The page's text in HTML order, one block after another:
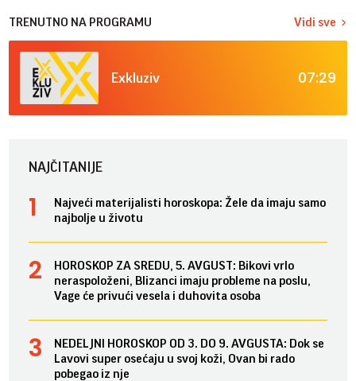
TRENUTNO NA PROGRAMU Vidi sve
Exkluziv 07:29
NAJČITANIJE
Najveći materijalisti horoskopa: Žele da imaju samo
najbolje u životu
HOROSKOP ZA SREDU, 5. AVGUST: Bikovi vrlo
neraspoloženi, Blizanci imaju probleme na poslu,
Vage će privući vesela i duhovita osoba
NEDELJNI HOROSKOP OD 3. DO 9. AVGUSTA: Dok se
Lavovi super osećaju u svoj koži, Ovan bi rado
pobegao iz nje